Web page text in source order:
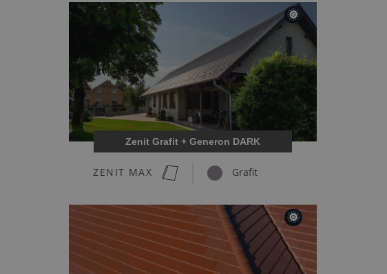
Zenit Grafit + Generon DARK
ZENIT MAX Grafit